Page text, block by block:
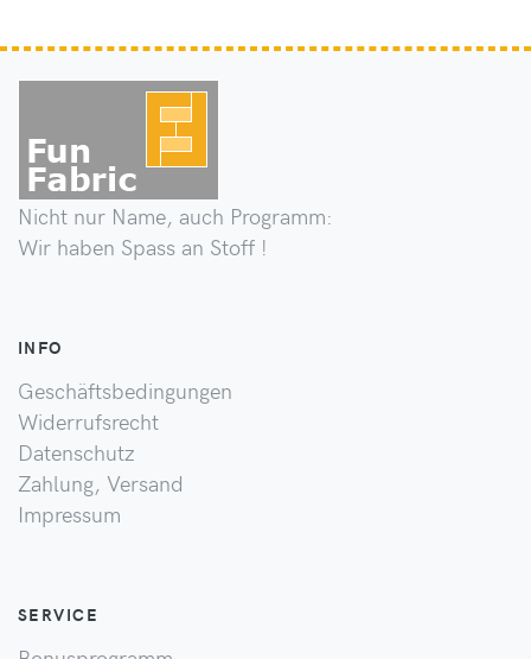
Nicht nur Name, auch Programm:
Wir haben Spass an Stoff !
INFO
Geschäftsbedingungen
Widerrufsrecht
Datenschutz
Zahlung, Versand
Impressum
SERVICE